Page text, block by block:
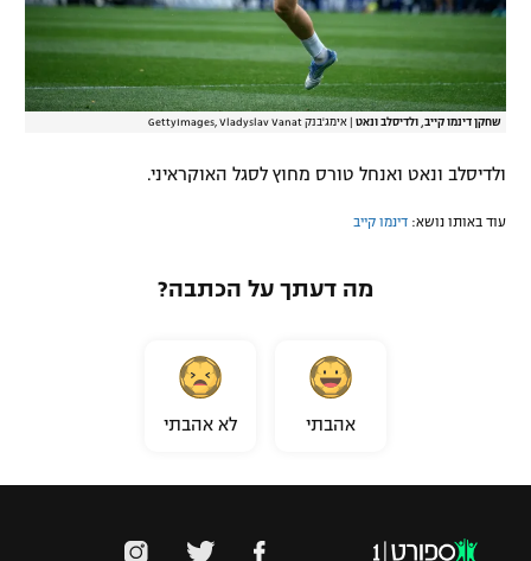
שחקן דינמו קייב, ולדיסלב ונאט אימג'בנק GettyImages, Vladyslav Vanat
ולדיסלב ונאט ואנחל טורס מחוץ לסגל האוקראיני.
עוד באותו נושא: דינמו קייב
מה דעתך על הכתבה?
אהבתי לא אהבתי